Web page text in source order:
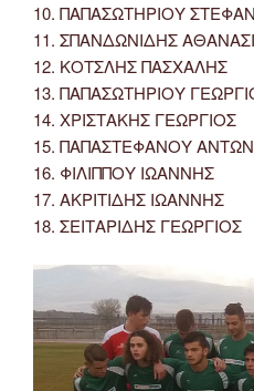
10. ΠΑΠΑΣΩΤΗΡΙΟΥ
11. ΣΠΑΝΔΩΝΙΔΗΣ
12. ΚΟΤΣΛΗΣ ΠΑΣΧΑΛΗΣ
13. ΠΑΠΑΣΩΤΗΡΙΟΥ
14. ΧΡΙΣΤΑΚΗΣ ΓΕΩΡΓΙΟΣ
15. ΠΑΠΑΣΤΕΦΑΝΟΥ
16. ΦΙΛΙΠΠΟΥ ΙΩΑΝΝΗΣ
17. ΑΚΡΙΤΙΔΗΣ ΙΩΑΝΝΗΣ
18. ΣΕΙΤΑΡΙΔΗΣ ΓΕΩΡΓΙΟΣ